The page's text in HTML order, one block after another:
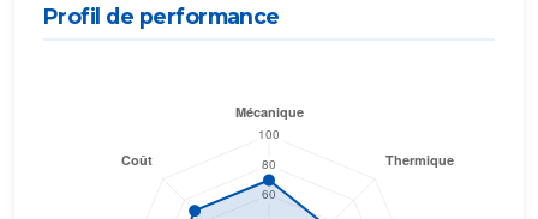
Profil de performance